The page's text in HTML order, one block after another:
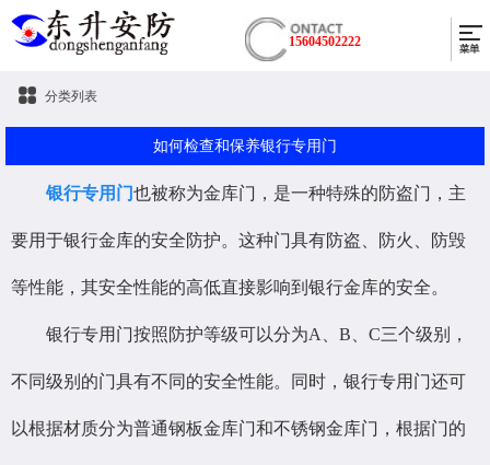
15604502222
分类列表
如何检查和保养银行专用门
银行专用门也被称为金库门，是一种特殊的防盗门，主
要用于银行金库的安全防护。这种门具有防盗、防火、防毁
等性能，其安全性能的高低直接影响到银行金库的安全。
银行专用门按照防护等级可以分为A、B、C三个级别，
不同级别的门具有不同的安全性能。同时，银行专用门还可
以根据材质分为普通钢板金库门和不锈钢金库门，根据门的